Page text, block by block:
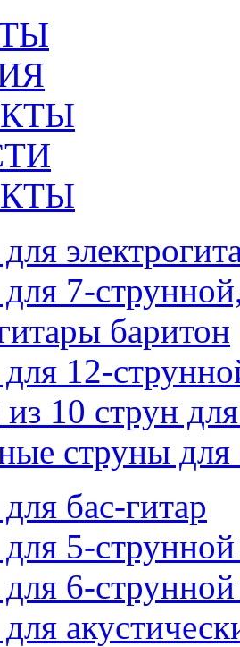
7-
баритон
12-
10 струн
струны для
бас-гитар
5-
6-